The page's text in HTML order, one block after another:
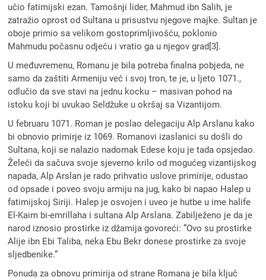
učio fatimijski ezan. Tamošnji lider, Mahmud ibn Salih, je
zatražio oprost od Sultana u prisustvu njegove majke. Sultan je
oboje primio sa velikom gostoprimljivošću, poklonio
Mahmudu počasnu odjeću i vratio ga u njegov grad[3].
U međuvremenu, Romanu je bila potreba finalna pobjeda, ne
samo da zaštiti Armeniju već i svoj tron, te je, u ljeto 1071.,
odlučio da sve stavi na jednu kocku – masivan pohod na
istoku koji bi uvukao Seldžuke u okršaj sa Vizantijom.
U februaru 1071. Roman je poslao delegaciju Alp Arslanu kako
bi obnovio primirje iz 1069. Romanovi izaslanici su došli do
Sultana, koji se nalazio nadomak Edese koju je tada opsjedao.
Želeći da sačuva svoje sjeverno krilo od mogućeg vizantijskog
napada, Alp Arslan je rado prihvatio uslove primirije, odustao
od opsade i poveo svoju armiju na jug, kako bi napao Halep u
fatimijskoj Siriji. Halep je osvojen i uveo je hutbe u ime halife
El-Kaim bi-emrillaha i sultana Alp Arslana. Zabilježeno je da je
narod iznosio prostirke iz džamija govoreći: ”Ovo su prostirke
Alije ibn Ebi Taliba, neka Ebu Bekr donese prostirke za svoje
sljedbenike.”
Ponuda za obnovu primirija od strane Romana je bila ključ